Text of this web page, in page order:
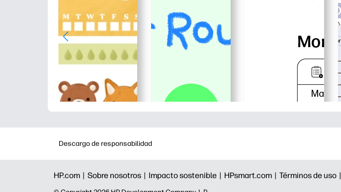
Descargo de responsabilidad
HP.com | Sobre nosotros | Impacto sostenible | HPsmart.com | Términos de uso |